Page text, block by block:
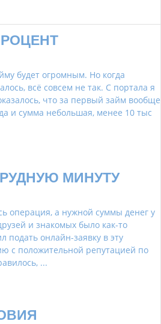
будет огромным. Но когда
всё совсем не так. С портала я
что за первый займ вообще
и сумма небольшая, менее 10 тыс
МИНУТУ
операция, а нужной суммы денег у
и знакомых было как-то
подать онлайн-заявку в эту
с положительной репутацией по
...